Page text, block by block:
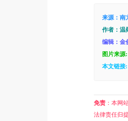
来源：南
作者：温
编辑：金
图片来源:
本文链接:
免责 ：本网
法律责任归